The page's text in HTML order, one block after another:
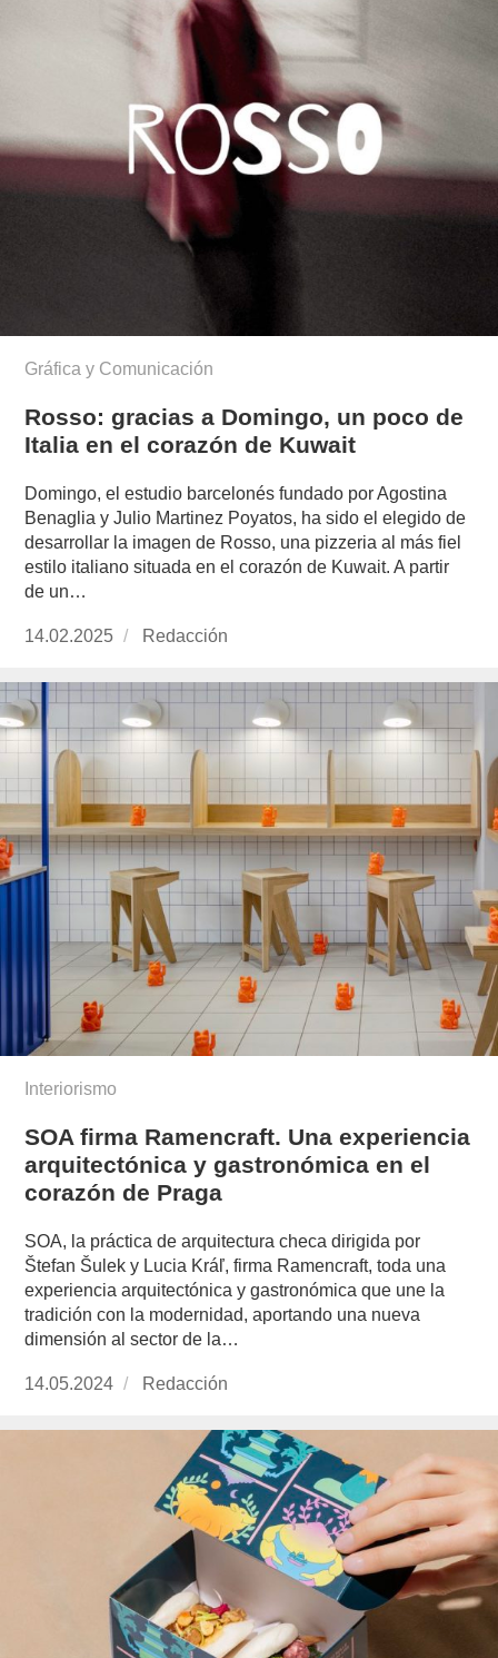
Gráfica y Comunicación
Rosso: gracias a Domingo, un poco de
Italia en el corazón de Kuwait
Domingo, el estudio barcelonés fundado por Agostina
Benaglia y Julio Martinez Poyatos, ha sido el elegido de
desarrollar la imagen de Rosso, una pizzeria al más fiel
estilo italiano situada en el corazón de Kuwait. A partir
de un…
Publicado
14.02.2025 https://www.experimenta.es/author/redaccion/
Redacción
Interiorismo
SOA firma Ramencraft. Una experiencia
arquitectónica y gastronómica en el
corazón de Praga
SOA, la práctica de arquitectura checa dirigida por
Štefan Šulek y Lucia Kráľ, firma Ramencraft, toda una
experiencia arquitectónica y gastronómica que une la
tradición con la modernidad, aportando una nueva
dimensión al sector de la…
Publicado
14.05.2024 https://www.experimenta.es/author/redaccion/
Redacción